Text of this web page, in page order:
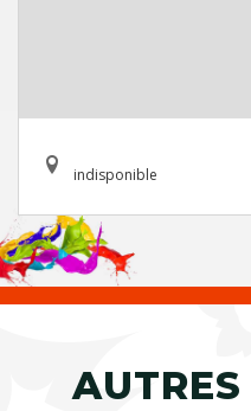
indisponible
AUTRES